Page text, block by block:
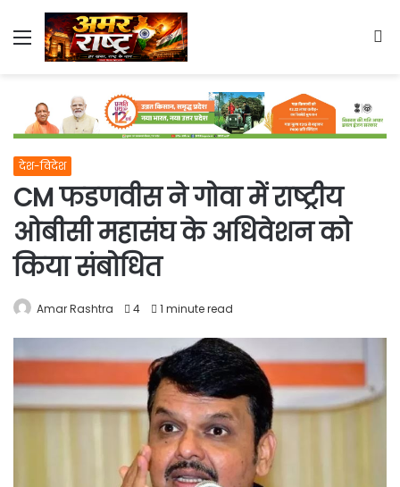
Menu
देश-विदेश
CM फडणवीस ने गोवा में राष्ट्रीय
ओबीसी महासंघ के अधिवेशन को
किया संबोधित
Amar Rashtra 4 1 minute read